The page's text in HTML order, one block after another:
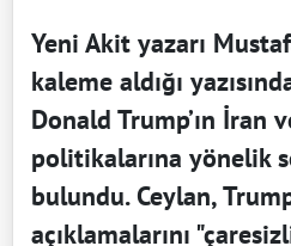
Yeni Akit yazarı
kaleme aldığı
Donald Trump’ın İran
politikalarına yönelik
bulundu. Ceylan,
açıklamalarını